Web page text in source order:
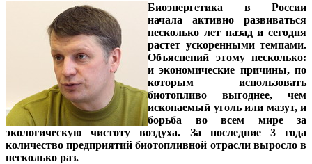
Биоэнергетика в России
начала активно развиваться
несколько лет назад и сегодня
растет ускоренными темпами.
Объяснений этому несколько:
и экономические причины, по
которым использовать
биотопливо выгоднее, чем
ископаемый уголь или мазут, и
борьба во всем мире за
экологическую чистоту воздуха. За последние 3 года
количество предприятий биотопливной отрасли выросло в
несколько раз.